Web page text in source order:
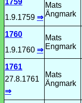
1.9.1759 ⇒
Mats
Ängmark
1760
1.9.1760 ⇒
Mats
Engmark
1761
27.8.1761
⇒
Mats
Ängmark